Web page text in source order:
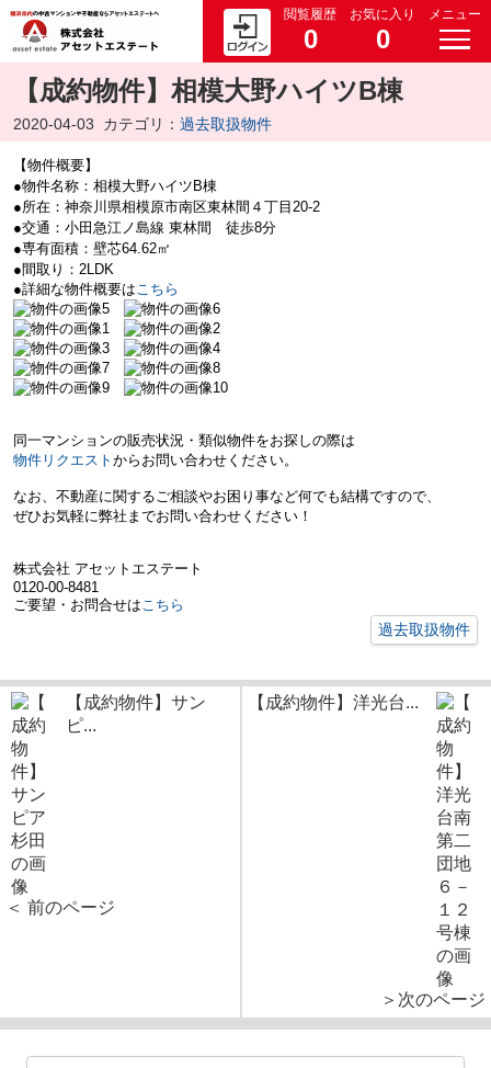
閲覧履歴
0
お気に入り
0
メニュー
【成約物件】相模大野ハイツB棟
2020-04-03 カテゴリ： 過去取扱物件
【物件概要】
●物件名称：相模大野ハイツB棟
●所在：神奈川県相模原市南区東林間４丁目20-2
●交通：小田急江ノ島線 東林間 徒歩8分
●専有面積：壁芯64.62㎡
●間取り：2LDK
●詳細な物件概要はこちら
同一マンションの販売状況・類似物件をお探しの際は
物件リクエスト からお問い合わせください。
なお、不動産に関するご相談やお困り事など何でも結構ですので、
ぜひお気軽に弊社までお問い合わせください！
株式会社 アセットエステート
0120-00-8481
ご要望・お問合せはこちら
過去取扱物件
【成約物件】サン
ピ...
＜ 前のページ
【成約物件】洋光台...
＞次のページ